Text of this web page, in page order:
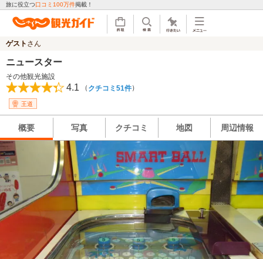
旅に役立つ口コミ100万件掲載！
ゲスト さん
ニュースター
その他観光施設
4.1 （ クチコミ51件）
王道
概要 写真 クチコミ 地図 周辺情報